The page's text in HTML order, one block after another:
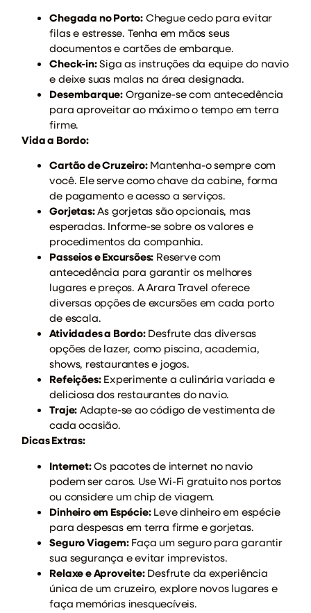
Chegada no Porto: Chegue cedo para evitar
filas e estresse. Tenha em mãos seus
documentos e cartões de embarque.
Check-in:Siga as instruções da equipe do navio
e deixe suas malas na área designada.
Desembarque: Organize-se com antecedência
para aproveitar ao máximo o tempo em terra
firme.
Vida a Bordo:
Cartão de Cruzeiro:Mantenha-o sempre com
você. Ele serve como chave da cabine, forma
de pagamento e acesso a serviços.
Gorjetas:As gorjetas são opcionais, mas
esperadas. Informe-se sobre os valores e
procedimentos da companhia.
Passeios e Excursões: Reserve com
antecedência para garantir os melhores
lugares e preços. A Arara Travel oferece
diversas opções de excursões em cada porto
de escala.
Atividades a Bordo:Desfrute das diversas
opções de lazer, como piscina, academia,
shows, restaurantes e jogos.
Refeições:Experimente a culinária variada e
deliciosa dos restaurantes do navio.
Traje: Adapte-se ao código de vestimenta de
cada ocasião.
Dicas Extras:
Internet:Os pacotes de internet no navio
podem ser caros. Use Wi-Fi gratuito nos portos
ou considere um chip de viagem.
Dinheiro em Espécie:Leve dinheiro em espécie
para despesas em terra firme e gorjetas.
Seguro Viagem:Faça um seguro para garantir
sua segurança e evitar imprevistos.
Relaxe e Aproveite:Desfrute da experiência
única de um cruzeiro, explore novos lugares e
faça memórias inesquecíveis.